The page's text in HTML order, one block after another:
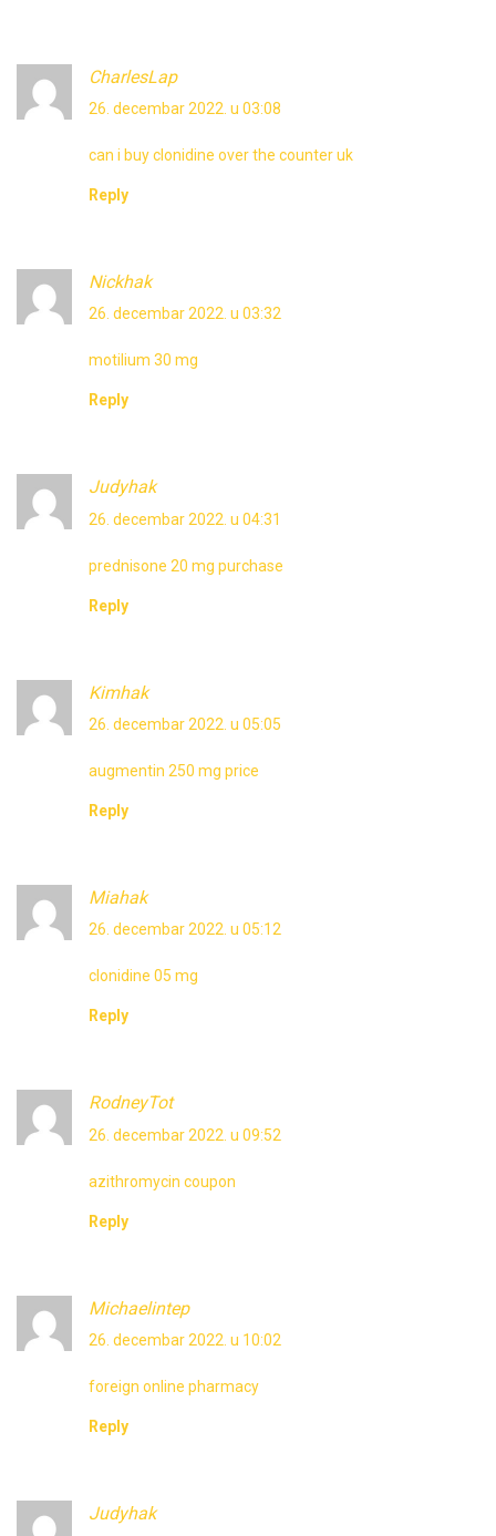
CharlesLap
26. decembar 2022. u 03:08
can i buy clonidine over the counter uk
Reply
Nickhak
26. decembar 2022. u 03:32
motilium 30 mg
Reply
Judyhak
26. decembar 2022. u 04:31
prednisone 20 mg purchase
Reply
Kimhak
26. decembar 2022. u 05:05
augmentin 250 mg price
Reply
Miahak
26. decembar 2022. u 05:12
clonidine 05 mg
Reply
RodneyTot
26. decembar 2022. u 09:52
azithromycin coupon
Reply
Michaelintep
26. decembar 2022. u 10:02
foreign online pharmacy
Reply
Judyhak